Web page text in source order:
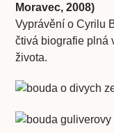
Moravec, 2008)
Vyprávění o Cyrilu
čtivá biografie plná
života.